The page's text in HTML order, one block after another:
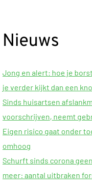
Nieuws
Jong en alert: hoe je
je verder kijkt dan een
Sinds huisartsen
voorschrijven, neemt
Eigen risico gaat onder
omhoog
Schurft sinds corona
meer: aantal uitbraken